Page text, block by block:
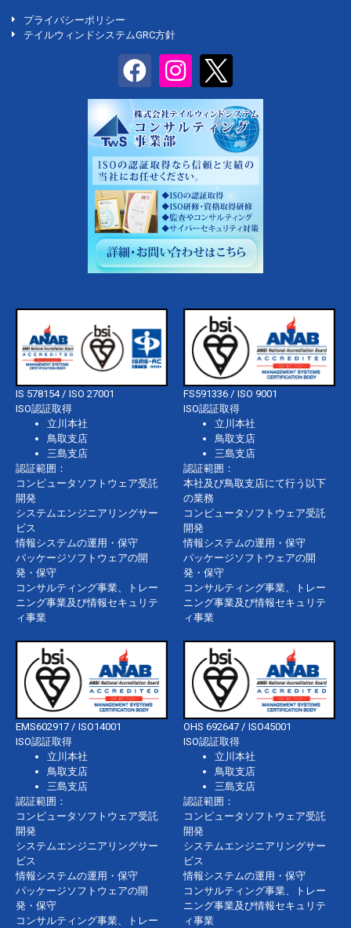
プライバシーポリシー
テイルウィンドシステムGRC方針
IS 578154 / ISO 27001
ISO認証取得
立川本社
鳥取支店
三島支店
認証範囲：
コンピュータソフトウェア受託
開発
システムエンジニアリングサー
ビス
情報システムの運用・保守
パッケージソフトウェアの開
発・保守
コンサルティング事業、トレー
ニング事業及び情報セキュリテ
ィ事業
FS591336 / ISO 9001
ISO認証取得
立川本社
鳥取支店
三島支店
認証範囲：
本社及び鳥取支店にて行う以下
の業務
コンピュータソフトウェア受託
開発
情報システムの運用・保守
パッケージソフトウェアの開
発・保守
コンサルティング事業、トレー
ニング事業及び情報セキュリテ
ィ事業
EMS602917 / ISO14001
ISO認証取得
立川本社
鳥取支店
三島支店
認証範囲：
コンピュータソフトウェア受託
開発
システムエンジニアリングサー
ビス
情報システムの運用・保守
パッケージソフトウェアの開
発・保守
コンサルティング事業、トレー
OHS 692647 / ISO45001
ISO認証取得
立川本社
鳥取支店
三島支店
認証範囲：
コンピュータソフトウェア受託
開発
システムエンジニアリングサー
ビス
情報システムの運用・保守
コンサルティング事業、トレー
ニング事業及び情報セキュリテ
ィ事業